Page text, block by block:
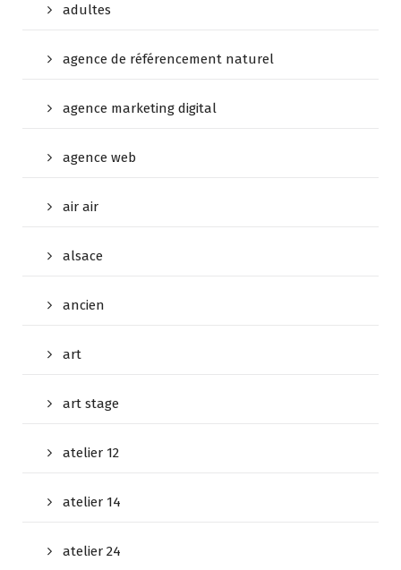
adultes
agence de référencement naturel
agence marketing digital
agence web
air air
alsace
ancien
art
art stage
atelier 12
atelier 14
atelier 24